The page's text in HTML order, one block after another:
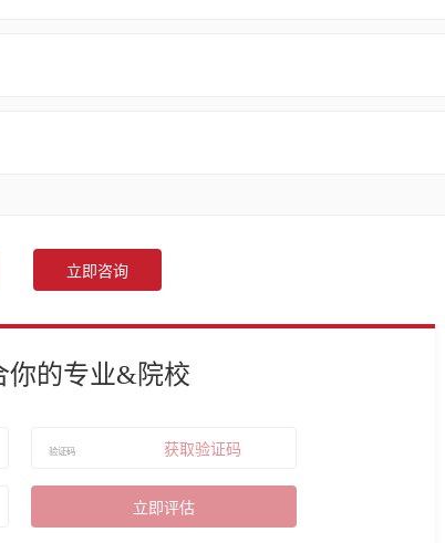
立即咨询
你的专业&院校
获取验证码
立即评估